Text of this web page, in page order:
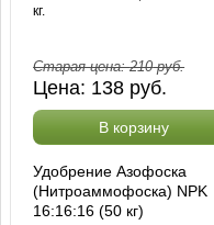
кг.
Старая цена:210руб.
Цена: 138 руб.
В корзину
Удобрение Азофоска
(Нитроаммофоска) NPK
16:16:16 (50 кг)